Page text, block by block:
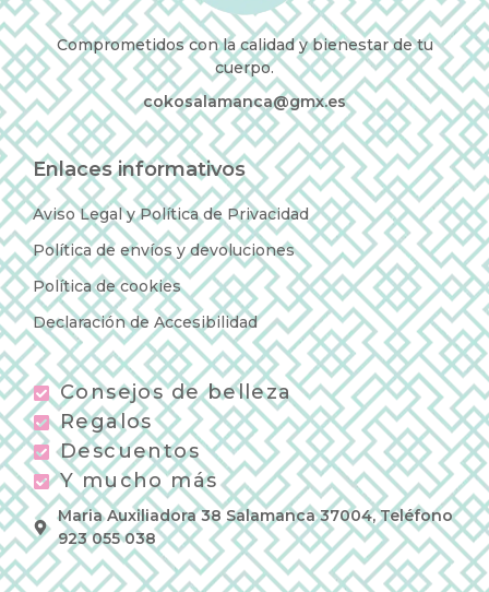
Comprometidos con la calidad y bienestar de tu
cuerpo.
cokosalamanca@gmx.es
Enlaces informativos
Aviso Legal y Política de Privacidad
Política de envíos y devoluciones
Política de cookies
Declaración de Accesibilidad
Consejos de belleza
Regalos
Descuentos
Y mucho más
Maria Auxiliadora 38 Salamanca 37004, Teléfono
923 055 038